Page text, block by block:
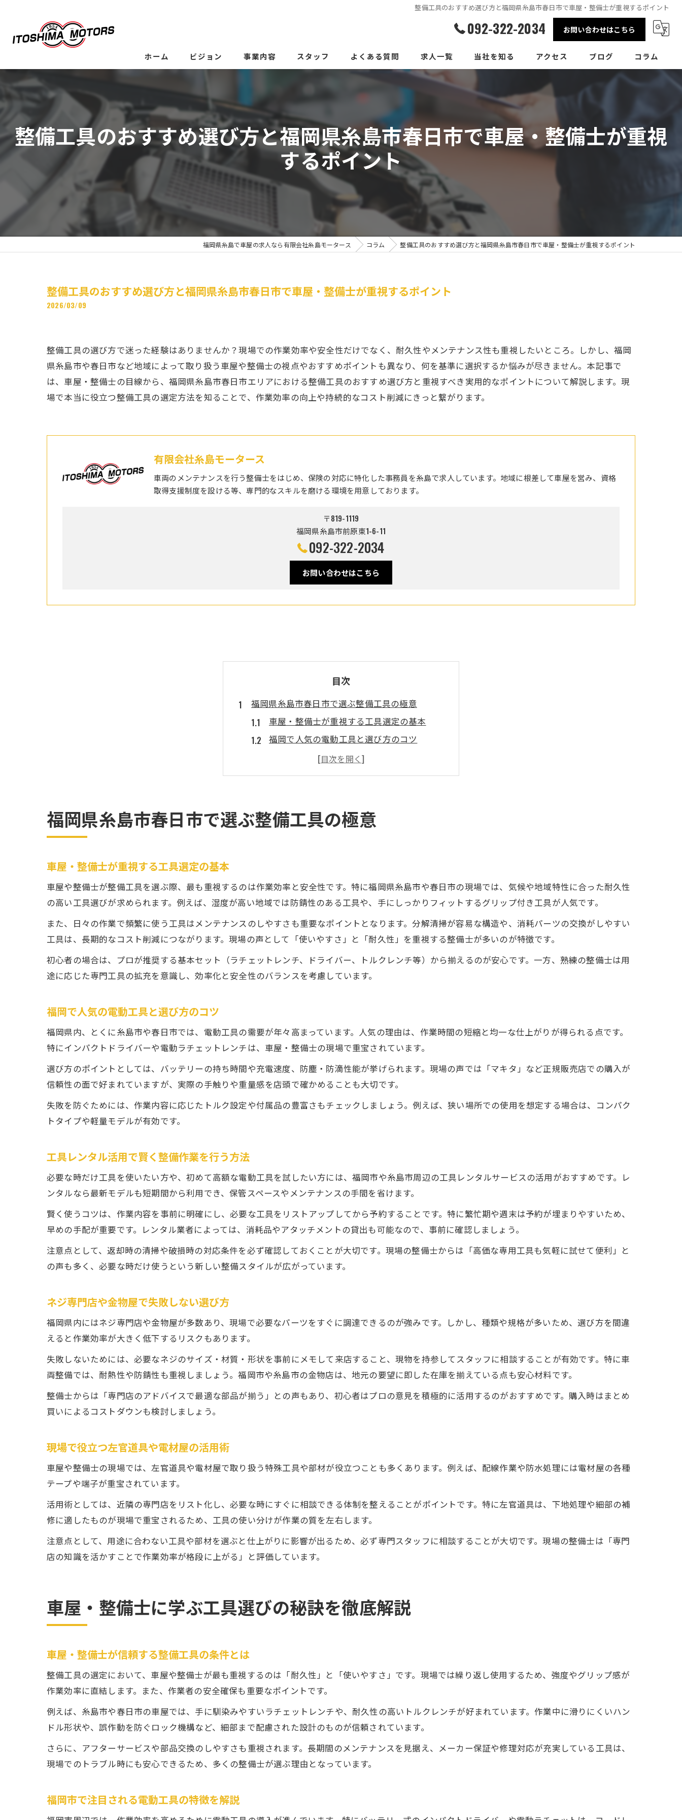
整備工具のおすすめ選び方と福岡県糸島市春日市で車屋・整備士が重視するポイント
092-322-2034 お問い合わせはこちら
ホーム ビジョン 事業内容 スタッフ よくある質問 求人一覧 当社を知る
整備士
正社員
アクセス ブログ コラム
整備工具のおすすめ選び方と福岡県糸島市春日市で車屋・整備士が重視
するポイント
福岡県糸島で車屋の求人なら有限会社糸島モータース コラム 整備工具のおすすめ選び方と福岡県糸島市春日市で車屋・整備士が重視するポイント
整備工具のおすすめ選び方と福岡県糸島市春日市で車屋・整備士が重視するポイント
2026/03/09
整備工具の選び方で迷った経験はありませんか？現場での作業効率や安全性だけでなく、耐久性やメンテナンス性も重視したいところ。しかし、福岡
県糸島市や春日市など地域によって取り扱う車屋や整備士の視点やおすすめポイントも異なり、何を基準に選択するか悩みが尽きません。本記事で
は、車屋・整備士の目線から、福岡県糸島市春日市エリアにおける整備工具のおすすめ選び方と重視すべき実用的なポイントについて解説します。現
場で本当に役立つ整備工具の選定方法を知ることで、作業効率の向上や持続的なコスト削減にきっと繋がります。
有限会社糸島モータース
車両のメンテナンスを行う整備士をはじめ、保険の対応に特化した事務員を糸島で求人しています。地域に根差して車屋を営み、資格
取得支援制度を設ける等、専門的なスキルを磨ける環境を用意しております。
〒819-1119
福岡県糸島市前原東1-6-11
092-322-2034
お問い合わせはこちら
目次
福岡県糸島市春日市で選ぶ整備工具の極意
車屋・整備士が重視する工具選定の基本
福岡で人気の電動工具と選び方のコツ
工具レンタル活用で賢く整備作業を行う方法
ネジ専門店や金物屋で失敗しない選び方
車屋・整備士に学ぶ工具選びの秘訣を徹底解説
車屋・整備士が信頼する整備工具の条件とは
金物店で見極めたい品質とアフターサービス
ネジ専門店・左官道具屋で得られる付加価値
作業効率アップに役立つ厳選整備工具ガイド
車屋・整備士が推奨する効率化ツール一覧
工具レンタルで現場の即戦力を確保する方法
車屋・整備士が語る電動工具選びの基準
工具レンタル活用で最新機種を試すメリット
ネジ専門店や電材屋で選ぶ部品のポイント
工具レンタルが役立つ現場シーンを解説
金物店で見つける長持ちする整備工具
ネジ専門店や左官道具屋が支持される理由
整備士が考える工具調達のコツと失敗しない方法
車屋・整備士直伝の賢い工具購入ガイド
福岡の電動工具市場で失敗しない選び方
ネジ専門店や電材屋で得する選び方
福岡県糸島市春日市で選ぶ整備工具の極意
車屋・整備士が重視する工具選定の基本
車屋や整備士が整備工具を選ぶ際、最も重視するのは作業効率と安全性です。特に福岡県糸島市や春日市の現場では、気候や地域特性に合った耐久性
の高い工具選びが求められます。例えば、湿度が高い地域では防錆性のある工具や、手にしっかりフィットするグリップ付き工具が人気です。
また、日々の作業で頻繁に使う工具はメンテナンスのしやすさも重要なポイントとなります。分解清掃が容易な構造や、消耗パーツの交換がしやすい
工具は、長期的なコスト削減につながります。現場の声として「使いやすさ」と「耐久性」を重視する整備士が多いのが特徴です。
初心者の場合は、プロが推奨する基本セット（ラチェットレンチ、ドライバー、トルクレンチ等）から揃えるのが安心です。一方、熟練の整備士は用
途に応じた専門工具の拡充を意識し、効率化と安全性のバランスを考慮しています。
福岡で人気の電動工具と選び方のコツ
福岡県内、とくに糸島市や春日市では、電動工具の需要が年々高まっています。人気の理由は、作業時間の短縮と均一な仕上がりが得られる点です。
特にインパクトドライバーや電動ラチェットレンチは、車屋・整備士の現場で重宝されています。
選び方のポイントとしては、バッテリーの持ち時間や充電速度、防塵・防滴性能が挙げられます。現場の声では「マキタ」など正規販売店での購入が
信頼性の面で好まれていますが、実際の手触りや重量感を店頭で確かめることも大切です。
失敗を防ぐためには、作業内容に応じたトルク設定や付属品の豊富さもチェックしましょう。例えば、狭い場所での使用を想定する場合は、コンパク
トタイプや軽量モデルが有効です。
工具レンタル活用で賢く整備作業を行う方法
必要な時だけ工具を使いたい方や、初めて高額な電動工具を試したい方には、福岡市や糸島市周辺の工具レンタルサービスの活用がおすすめです。レ
ンタルなら最新モデルも短期間から利用でき、保管スペースやメンテナンスの手間を省けます。
賢く使うコツは、作業内容を事前に明確にし、必要な工具をリストアップしてから予約することです。特に繁忙期や週末は予約が埋まりやすいため、
早めの手配が重要です。レンタル業者によっては、消耗品やアタッチメントの貸出も可能なので、事前に確認しましょう。
注意点として、返却時の清掃や破損時の対応条件を必ず確認しておくことが大切です。現場の整備士からは「高価な専用工具も気軽に試せて便利」と
の声も多く、必要な時だけ使うという新しい整備スタイルが広がっています。
ネジ専門店や金物屋で失敗しない選び方
福岡県内にはネジ専門店や金物屋が多数あり、現場で必要なパーツをすぐに調達できるのが強みです。しかし、種類や規格が多いため、選び方を間違
えると作業効率が大きく低下するリスクもあります。
失敗しないためには、必要なネジのサイズ・材質・形状を事前にメモして来店すること、現物を持参してスタッフに相談することが有効です。特に車
両整備では、耐熱性や防錆性も重視しましょう。福岡市や糸島市の金物店は、地元の要望に即した在庫を揃えている点も安心材料です。
整備士からは「専門店のアドバイスで最適な部品が揃う」との声もあり、初心者はプロの意見を積極的に活用するのがおすすめです。購入時はまとめ
買いによるコストダウンも検討しましょう。
現場で役立つ左官道具や電材屋の活用術
車屋や整備士の現場では、左官道具や電材屋で取り扱う特殊工具や部材が役立つことも多くあります。例えば、配線作業や防水処理には電材屋の各種
テープや端子が重宝されています。
活用術としては、近隣の専門店をリスト化し、必要な時にすぐに相談できる体制を整えることがポイントです。特に左官道具は、下地処理や細部の補
修に適したものが現場で重宝されるため、工具の使い分けが作業の質を左右します。
注意点として、用途に合わない工具や部材を選ぶと仕上がりに影響が出るため、必ず専門スタッフに相談することが大切です。現場の整備士は「専門
店の知識を活かすことで作業効率が格段に上がる」と評価しています。
車屋・整備士に学ぶ工具選びの秘訣を徹底解説
車屋・整備士が信頼する整備工具の条件とは
整備工具の選定において、車屋や整備士が最も重視するのは「耐久性」と「使いやすさ」です。現場では繰り返し使用するため、強度やグリップ感が
作業効率に直結します。また、作業者の安全確保も重要なポイントです。
例えば、糸島市や春日市の車屋では、手に馴染みやすいラチェットレンチや、耐久性の高いトルクレンチが好まれています。作業中に滑りにくいハン
ドル形状や、誤作動を防ぐロック機構など、細部まで配慮された設計のものが信頼されています。
さらに、アフターサービスや部品交換のしやすさも重視されます。長期間のメンテナンスを見据え、メーカー保証や修理対応が充実している工具は、
現場でのトラブル時にも安心できるため、多くの整備士が選ぶ理由となっています。
福岡市で注目される電動工具の特徴を解説